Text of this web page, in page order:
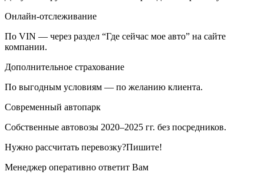
Онлайн-отслеживание
По VIN — через раздел “Где сейчас мое авто” на сайте
компании.
Дополнительное страхование
По выгодным условиям — по желанию клиента.
Современный автопарк
Собственные автовозы 2020–2025 гг. без посредников.
Нужно рассчитать перевозку?Пишите!
Менеджер оперативно ответит Вам